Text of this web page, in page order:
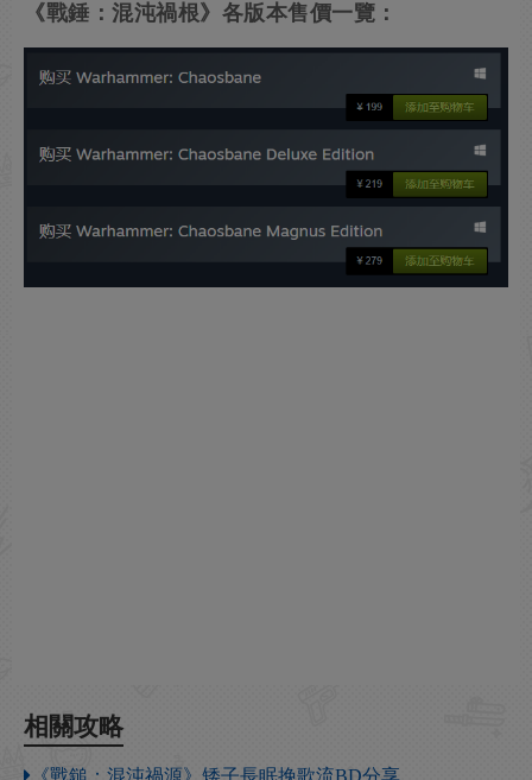
《戰錘 ：混沌禍根》各版本售價一覽：
相關攻略